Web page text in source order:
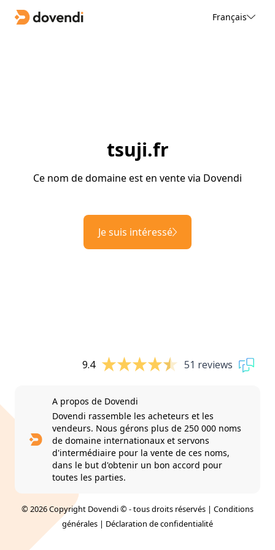
Français
tsuji.fr
Ce nom de domaine est en vente via Dovendi
Je suis intéressé
9.4 51 reviews
A propos de Dovendi
Dovendi rassemble les acheteurs et les
vendeurs. Nous gérons plus de 250 000 noms
de domaine internationaux et servons
d'intermédiaire pour la vente de ces noms,
dans le but d'obtenir un bon accord pour
toutes les parties.
© 2026 Copyright Dovendi © - tous droits réservés | Conditions
générales | Déclaration de confidentialité